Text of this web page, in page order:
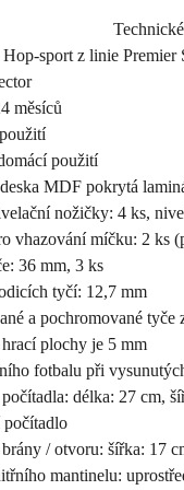
sport z linie Premier
měsíců
použití
MDF pokrytá
nožičky: 4 ks,
vhazování míčku: 2 ks
36 mm, 3 ks
tyčí: 12,7 mm
a pochromované tyče
plochy je 5 mm
fotbalu při
délka: 27 cm,
/ otvoru: šířka: 17
mantinelu: